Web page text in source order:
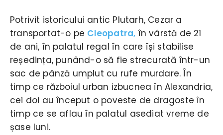
Potrivit istoricului antic Plutarh, Cezar a
transportat-o pe Cleopatra, în vârstă de 21
de ani, în palatul regal în care își stabilise
reședința, punând-o să fie strecurată într-un
sac de pânză umplut cu rufe murdare. În
timp ce războiul urban izbucnea în Alexandria,
cei doi au început o poveste de dragoste în
timp ce se aflau în palatul asediat vreme de
șase luni.